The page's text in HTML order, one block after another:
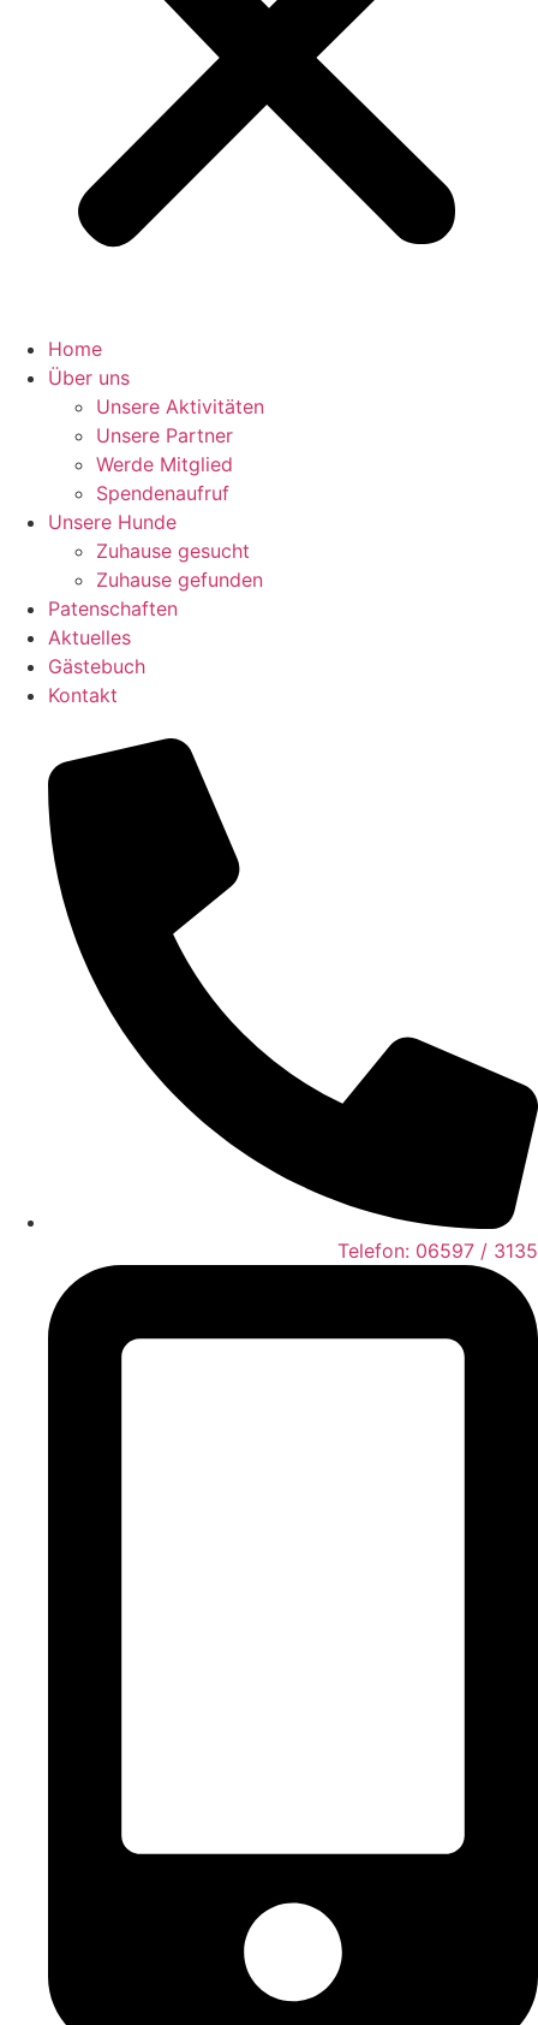
Home
Über uns
Unsere Aktivitäten
Unsere Partner
Werde Mitglied
Spendenaufruf
Unsere Hunde
Zuhause gesucht
Zuhause gefunden
Patenschaften
Aktuelles
Gästebuch
Kontakt
Telefon: 06597 / 3135